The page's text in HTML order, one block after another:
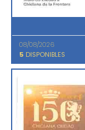
08/08/2026
5 DISPONIBLES